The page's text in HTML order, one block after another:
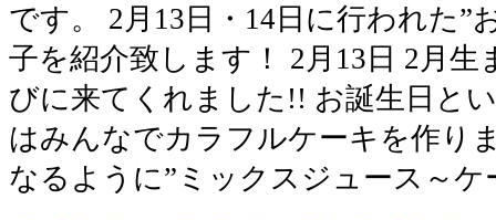
です。 2月13日・14日に行われた”
子を紹介致します！ 2月13日 2月
びに来てくれました!! お誕生日と
はみんなでカラフルケーキを作り
なるように”ミックスジュース～